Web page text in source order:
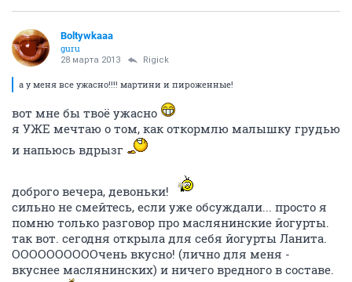
Boltywkaaa
guru
28 марта 2013 Rigick
а у меня все ужасно!!!! мартини и пироженные!
вот мне бы твоё ужасно
я УЖЕ мечтаю о том, как откормлю малышку грудью
и напьюсь вдрызг
доброго вечера, девоньки!
сильно не смейтесь, если уже обсуждали... просто я
помню только разговор про маслянинские йогурты.
так вот. сегодня открыла для себя йогурты Ланита.
ООООООООООчень вкусно! (лично для меня -
вкуснее маслянинских) и ничего вредного в составе.